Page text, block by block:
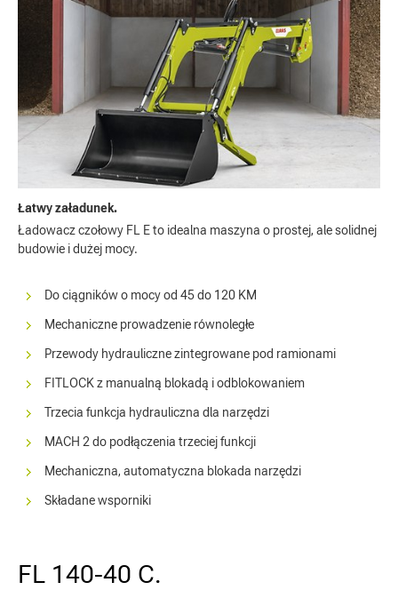
Łatwy załadunek.
Ładowacz czołowy FL E to idealna maszyna o prostej, ale solidnej
budowie i dużej mocy.
Do ciągników o mocy od 45 do 120 KM
Mechaniczne prowadzenie równoległe
Przewody hydrauliczne zintegrowane pod ramionami
FITLOCK z manualną blokadą i odblokowaniem
Trzecia funkcja hydrauliczna dla narzędzi
MACH 2 do podłączenia trzeciej funkcji
Mechaniczna, automatyczna blokada narzędzi
Składane wsporniki
FL 140-40 C.